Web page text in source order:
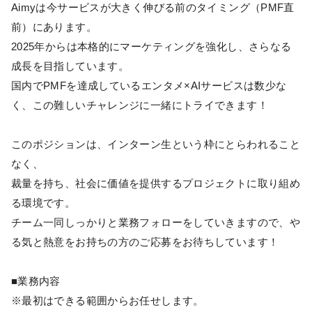
Aimyは今サービスが大きく伸びる前のタイミング（PMF直
前）にあります。
2025年からは本格的にマーケティングを強化し、さらなる
成長を目指しています。
国内でPMFを達成しているエンタメ×AIサービスは数少な
く、この難しいチャレンジに一緒にトライできます！
このポジションは、インターン生という枠にとらわれること
なく、
裁量を持ち、社会に価値を提供するプロジェクトに取り組め
る環境です。
チーム一同しっかりと業務フォローをしていきますので、や
る気と熱意をお持ちの方のご応募をお待ちしています！
■業務内容
※最初はできる範囲からお任せします。